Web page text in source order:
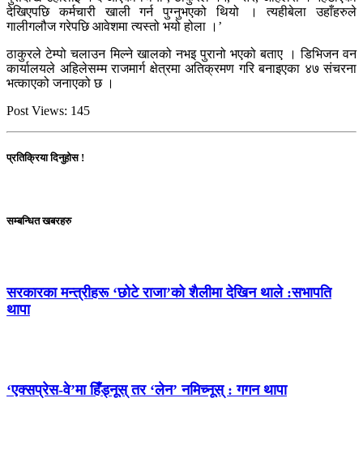
देखिएपछि कर्मचारी खाली गर्न पुग्नुभएको थियो । त्यहीबेला उहाँहरुले
गालीगलौज गरेपछि आवेशमा त्यस्तो भयो होला ।’
ठाकुरले टेम्पो चलाउन मिल्ने खालको नभइ पुरानो भएको बताए । डिभिजन वन
कार्यालयले अहिलेसम्म राजमार्ग क्षेत्रमा अतिक्रमण गरि बनाइएका ४७ संचरना
भत्काएको जनाएको छ ।
Post Views: 145
प्रतिक्रिया दिनुहोस !
सम्बन्धित खबरहरु
सरकारका मन्त्रीहरू ‘छोटे राजा’को शैलीमा देखिन थाले :सभापति
थापा
‘एक्सप्रेस-वे’मा हिँड्नूस् तर ‘लेन’ नमिच्नूस् : गगन थापा